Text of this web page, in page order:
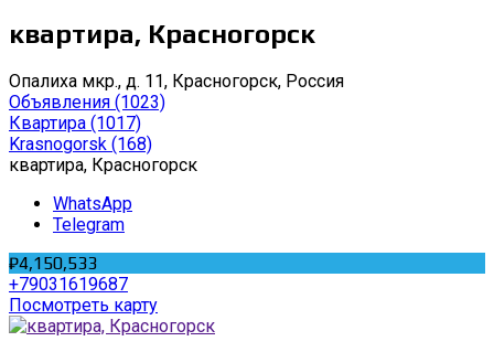
квартира, Красногорск
Опалиха мкр., д. 11, Красногорск, Россия
Объявления (1023)
Квартира (1017)
Krasnogorsk (168)
квартира, Красногорск
WhatsApp
Telegram
₽4,150,533
+79031619687
Посмотреть карту